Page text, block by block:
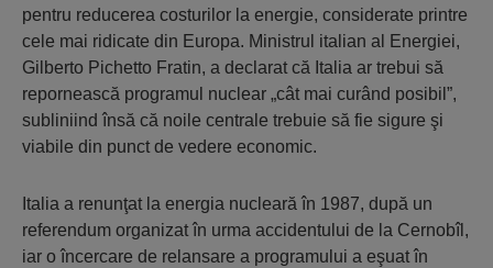
pentru reducerea costurilor la energie, considerate printre
cele mai ridicate din Europa. Ministrul italian al Energiei,
Gilberto Pichetto Fratin, a declarat că Italia ar trebui să
repornească programul nuclear „cât mai curând posibil”,
subliniind însă că noile centrale trebuie să fie sigure şi
viabile din punct de vedere economic.
Italia a renunţat la energia nucleară în 1987, după un
referendum organizat în urma accidentului de la Cernobîl,
iar o încercare de relansare a programului a eşuat în